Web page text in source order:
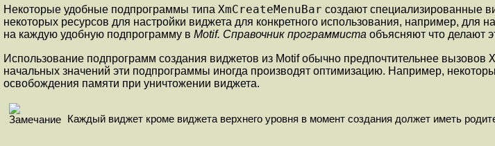
Некоторые удобные подпрограммы типа XmCreateMenuBar создают специализированные
некоторых ресурсов для настройки виджета для конкретного использования, например,
на каждую удобную подпрограмму в Motif. Справочник программиста объясняют что делают
Использование подпрограмм создания виджетов из Motif обычно предпочтительнее вызовов
начальных значений эти подпрограммы иногда производят оптимизацию. Например,
освобождения памяти при уничтожении виджета.
Каждый виджет кроме виджета верхнего уровня в момент создания должет иметь